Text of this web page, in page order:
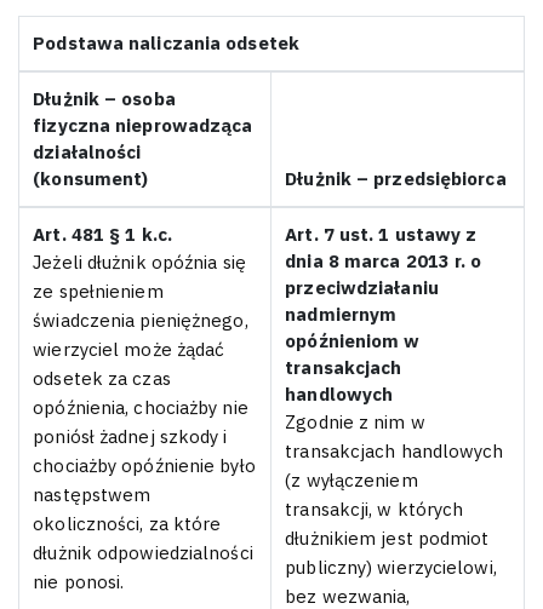
Podstawa naliczania odsetek
Dłużnik – osoba
fizyczna nieprowadząca
działalności
(konsument)
Dłużnik – przedsiębiorca
Art. 481 § 1 k.c.
Jeżeli dłużnik opóźnia się
ze spełnieniem
świadczenia pieniężnego,
wierzyciel może żądać
odsetek za czas
opóźnienia, chociażby nie
poniósł żadnej szkody i
chociażby opóźnienie było
następstwem
okoliczności, za które
dłużnik odpowiedzialności
nie ponosi.
Art. 7 ust. 1 ustawy z
dnia 8 marca 2013 r. o
przeciwdziałaniu
nadmiernym
opóźnieniom w
transakcjach
handlowych
Zgodnie z nim w
transakcjach handlowych
(z wyłączeniem
transakcji, w których
dłużnikiem jest podmiot
publiczny) wierzycielowi,
bez wezwania,